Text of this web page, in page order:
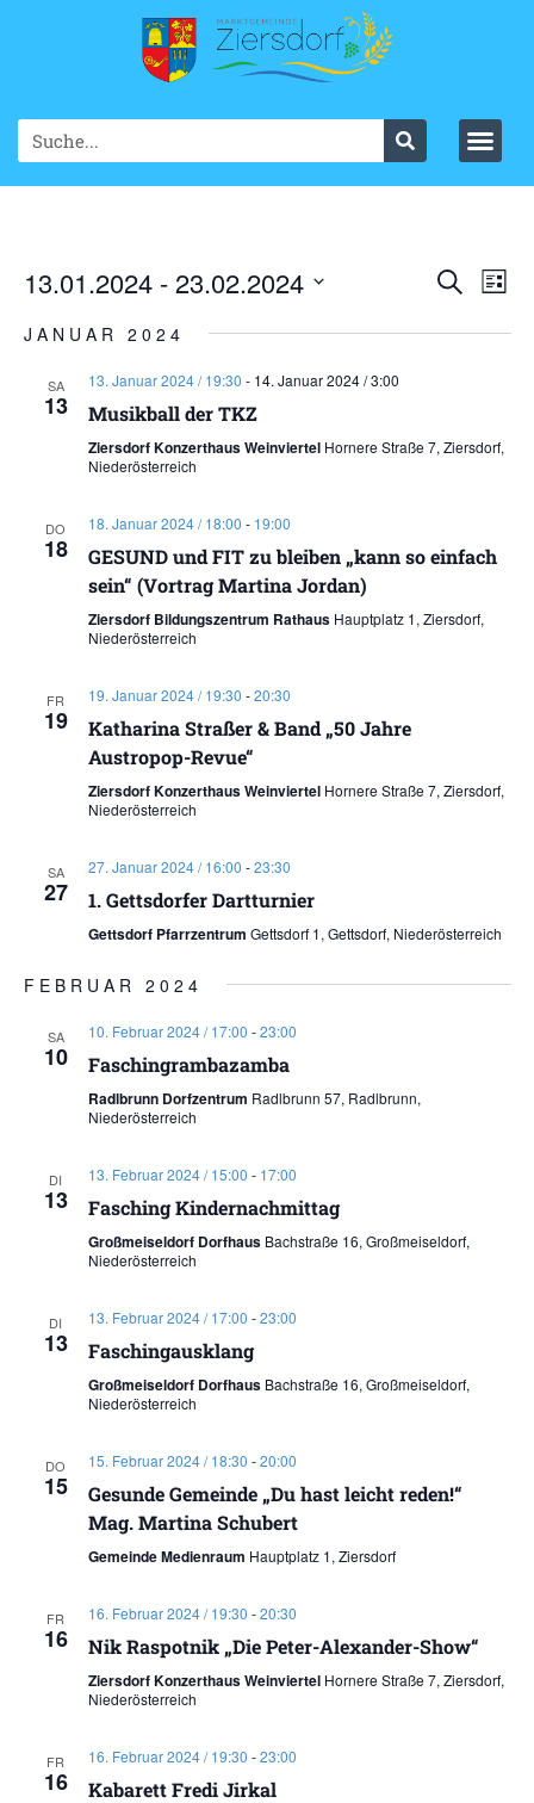
SucheList
13.01.2024 - 23.02.2024
wählen.
JANUAR 2024
SA
13
13. Januar 2024 / 19:30 - 14. Januar 2024 / 3:00
Musikball der TKZ
Ziersdorf Konzerthaus Weinviertel Hornere Straße 7, Ziersdorf,
Niederösterreich
DO
18
18. Januar 2024 / 18:00 - 19:00
GESUND und FIT zu bleiben „kann so einfach
sein“ (Vortrag Martina Jordan)
Ziersdorf Bildungszentrum Rathaus Hauptplatz 1, Ziersdorf,
Niederösterreich
FR
19
19. Januar 2024 / 19:30 -20:30
Katharina Straßer & Band „50 Jahre
Austropop-Revue“
Ziersdorf Konzerthaus Weinviertel Hornere Straße 7, Ziersdorf,
Niederösterreich
SA
27
27. Januar 2024 / 16:00 -23:30
1. Gettsdorfer Dartturnier
Gettsdorf Pfarrzentrum Gettsdorf 1, Gettsdorf, Niederösterreich
FEBRUAR 2024
SA
10
10. Februar 2024 / 17:00 -23:00
Faschingrambazamba
Radlbrunn Dorfzentrum Radlbrunn 57, Radlbrunn,
Niederösterreich
DI
13
13. Februar 2024 / 15:00 - 17:00
Fasching Kindernachmittag
Großmeiseldorf Dorfhaus Bachstraße 16, Großmeiseldorf,
Niederösterreich
DI
13
13. Februar 2024 / 17:00 -23:00
Faschingausklang
Großmeiseldorf Dorfhaus Bachstraße 16, Großmeiseldorf,
Niederösterreich
DO
15
15. Februar 2024 / 18:30 -20:00
Gesunde Gemeinde „Du hast leicht reden!“
Mag. Martina Schubert
Gemeinde Medienraum Hauptplatz 1, Ziersdorf
FR
16
16. Februar 2024 / 19:30 -20:30
Nik Raspotnik „Die Peter-Alexander-Show“
Ziersdorf Konzerthaus Weinviertel Hornere Straße 7, Ziersdorf,
Niederösterreich
FR
16
16. Februar 2024 / 19:30 -23:00
Kabarett Fredi Jirkal